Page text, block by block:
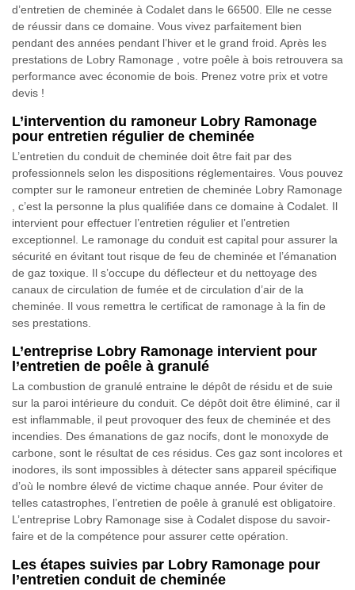
d’entretien de cheminée à Codalet dans le 66500. Elle ne cesse
de réussir dans ce domaine. Vous vivez parfaitement bien
pendant des années pendant l’hiver et le grand froid. Après les
prestations de Lobry Ramonage , votre poêle à bois retrouvera sa
performance avec économie de bois. Prenez votre prix et votre
devis !
L’intervention du ramoneur Lobry Ramonage
pour entretien régulier de cheminée
L’entretien du conduit de cheminée doit être fait par des
professionnels selon les dispositions réglementaires. Vous pouvez
compter sur le ramoneur entretien de cheminée Lobry Ramonage
, c’est la personne la plus qualifiée dans ce domaine à Codalet. Il
intervient pour effectuer l’entretien régulier et l’entretien
exceptionnel. Le ramonage du conduit est capital pour assurer la
sécurité en évitant tout risque de feu de cheminée et l’émanation
de gaz toxique. Il s’occupe du déflecteur et du nettoyage des
canaux de circulation de fumée et de circulation d’air de la
cheminée. Il vous remettra le certificat de ramonage à la fin de
ses prestations.
L’entreprise Lobry Ramonage intervient pour
l’entretien de poêle à granulé
La combustion de granulé entraine le dépôt de résidu et de suie
sur la paroi intérieure du conduit. Ce dépôt doit être éliminé, car il
est inflammable, il peut provoquer des feux de cheminée et des
incendies. Des émanations de gaz nocifs, dont le monoxyde de
carbone, sont le résultat de ces résidus. Ces gaz sont incolores et
inodores, ils sont impossibles à détecter sans appareil spécifique
d’où le nombre élevé de victime chaque année. Pour éviter de
telles catastrophes, l’entretien de poêle à granulé est obligatoire.
L’entreprise Lobry Ramonage sise à Codalet dispose du savoir-
faire et de la compétence pour assurer cette opération.
Les étapes suivies par Lobry Ramonage pour
l’entretien conduit de cheminée